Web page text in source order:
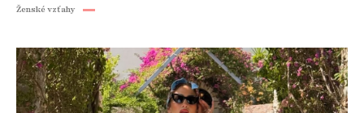
Ženské vzťahy